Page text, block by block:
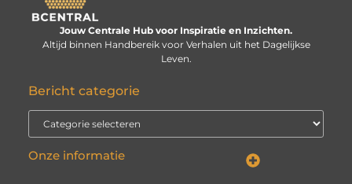
Jouw Centrale Hub voor Inspiratie en Inzichten.
Altijd binnen Handbereik voor Verhalen uit het Dagelijkse
Leven.
Bericht categorie
Onze informatie